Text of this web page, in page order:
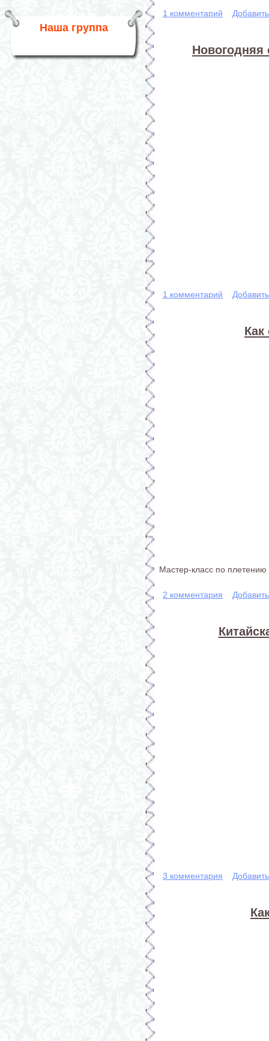
Наша группа
1 комментарий
1 комментарий
Как
Мастер-класс по плетению
2 комментария
3 комментария